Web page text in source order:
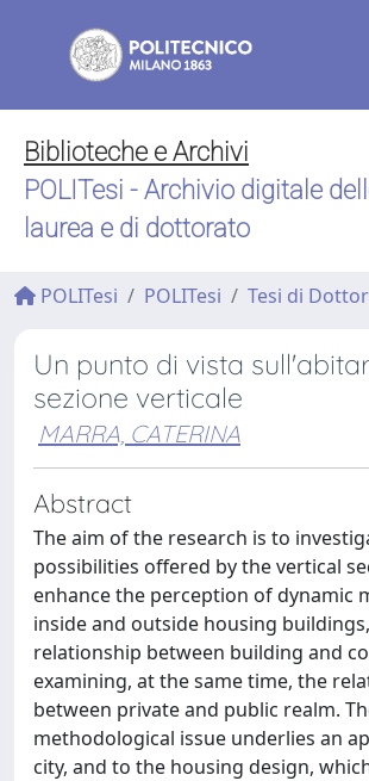
Biblioteche e Archivi
POLITesi - Archivio digitale
laurea e di dottorato
POLITesi POLITesi Tesi di
Un punto di vista
sezione verticale
MARRA, CATERINA
Abstract
The aim of the research is to
possibilities offered by the vertical
enhance the perception of dynamic
inside and outside housing
relationship between building and
examining, at the same time, the
between private and public realm.
methodological issue underlies an
city, and to the housing design,